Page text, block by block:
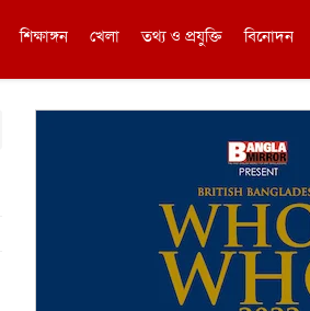
শিক্ষাঙ্গন খেলা তথ্য ও প্রযুক্তি বিনোদন